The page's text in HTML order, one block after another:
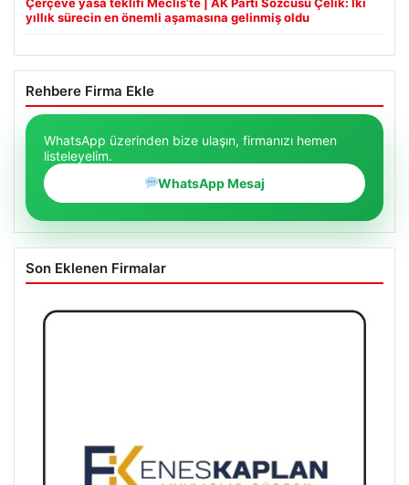
yıllık sürecin en önemli aşamasına gelinmiş oldu
Rehbere Firma Ekle
WhatsApp üzerinden bize ulaşın, firmanızı hemen
listeleyelim.
WhatsApp Mesaj
Son Eklenen Firmalar